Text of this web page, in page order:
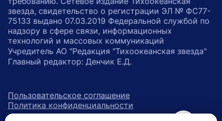
звезда, свидетельство о регистрации ЭЛ № ФС77-
75133 выдано 07.03.2019 Федеральной службой по
надзору в сфере связи, информационных
технологий и массовых коммуникаций
Учредитель АО "Редакция "Тихоокеанская звезда"
Главный редактор: Денчик Е.Д.
Пользовательское соглашение
Политика конфиденциальности